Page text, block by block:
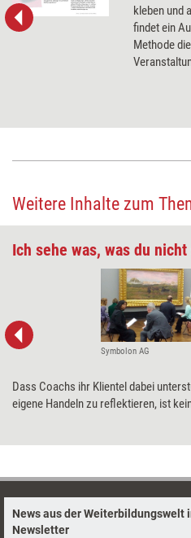
kleben und
findet ein
Methode
Weitere Inhalte zum
Ich sehe was, was du
Symbolon AG
Dass Coachs ihr Klientel dabei
eigene Handeln zu reflektieren, ist
News aus der Weiterbildungswelt
Newsletter